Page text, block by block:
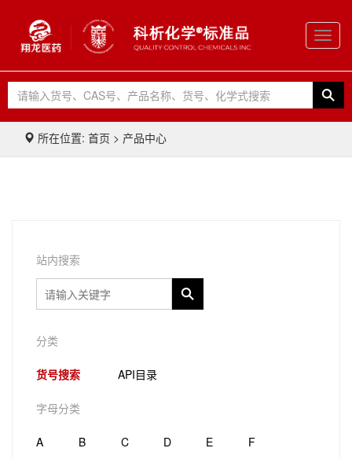
所在位置: 首页 > 产品中心
站内搜索
分类
货号搜索 API目录
字母分类
A B C D E
F